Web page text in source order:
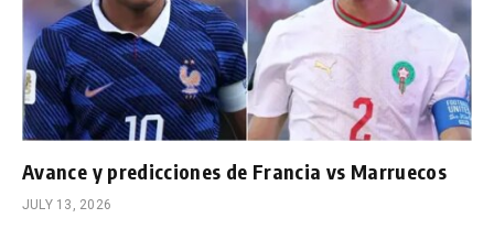
Avance y predicciones de Francia vs Marruecos
JULY 13, 2026